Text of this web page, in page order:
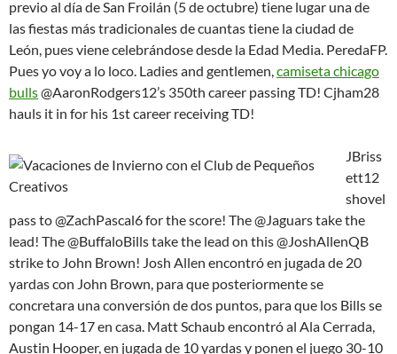
previo al día de San Froilán (5 de octubre) tiene lugar una de
las fiestas más tradicionales de cuantas tiene la ciudad de
León, pues viene celebrándose desde la Edad Media. PeredaFP.
Pues yo voy a lo loco. Ladies and gentlemen,camiseta chicago
bulls@AaronRodgers12’s 350th career passing TD! Cjham28
hauls it in for his 1st career receiving TD!
JBriss
ett12
shovel
pass to @ZachPascal6 for the score! The @Jaguars take the
lead! The @BuffaloBills take the lead on this @JoshAllenQB
strike to John Brown! Josh Allen encontró en jugada de 20
yardas con John Brown, para que posteriormente se
concretara una conversión de dos puntos, para que los Bills se
pongan 14-17 en casa. Matt Schaub encontró al Ala Cerrada,
Austin Hooper, en jugada de 10 yardas y ponen el juego 30-10